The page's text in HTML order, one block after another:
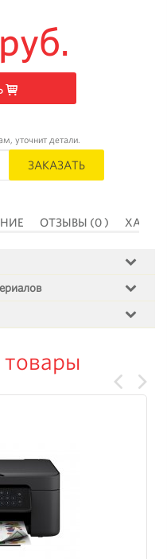
уточнит детали.
ЗАКАЗАТЬ
ОТЗЫВЫ (0 )